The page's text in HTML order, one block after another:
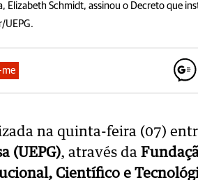
Elizabeth Schmidt, assinou o Decreto que
UEPG.
me
na quinta-feira (07)
(UEPG), através da
Científico e